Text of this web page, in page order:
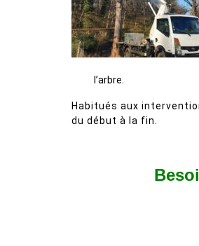
l’arbre.
Habitués aux
du début à la fin.